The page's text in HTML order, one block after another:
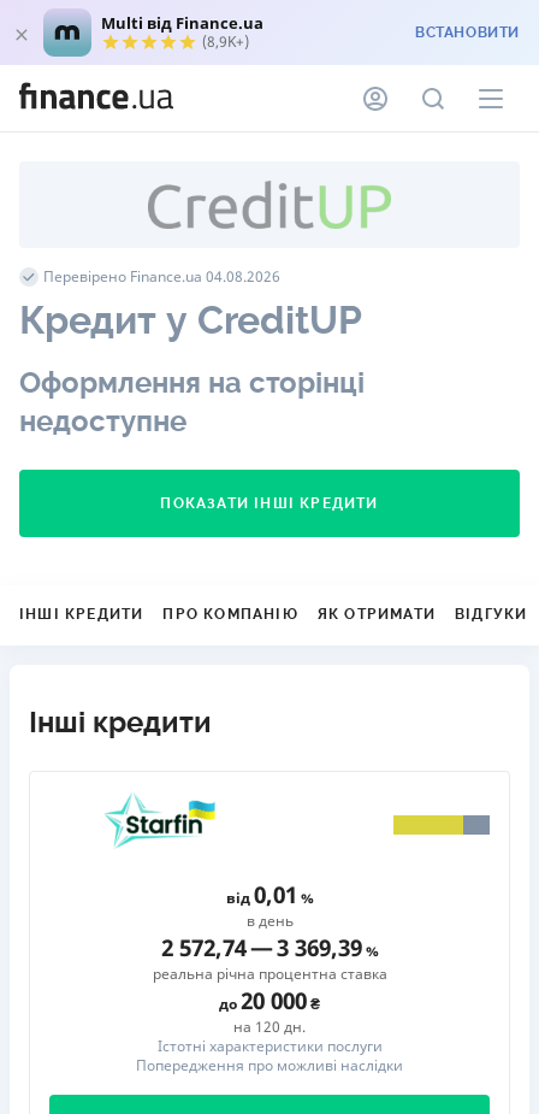
Multi від Finance.ua
(8,9K+) ВСТАНОВИТИ
Перевірено Finance.ua 04.08.2026
Кредит у CreditUP
Оформлення на сторінці
недоступне
ПОКАЗАТИ ІНШІ КРЕДИТИ
ІНШІ КРЕДИТИ ПРО КОМПАНІЮ ЯК ОТРИМАТИ ВІДГУКИ
Інші кредити
від0,01
в день
2 572,74—3 369,39
реальна річна процентна ставка
до20 000
на 120 дн.
Істотні характеристики послуги
Попередження про можливі наслідки